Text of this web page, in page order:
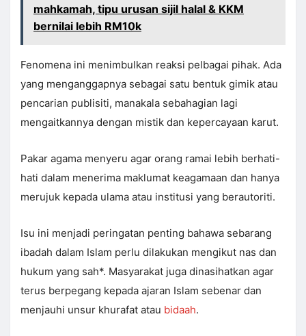
mahkamah, tipu urusan sijil halal & KKM
bernilai lebih RM10k
Fenomena ini menimbulkan reaksi pelbagai pihak. Ada
yang menganggapnya sebagai satu bentuk gimik atau
pencarian publisiti, manakala sebahagian lagi
mengaitkannya dengan mistik dan kepercayaan karut.
Pakar agama menyeru agar orang ramai lebih berhati-
hati dalam menerima maklumat keagamaan dan hanya
merujuk kepada ulama atau institusi yang berautoriti.
Isu ini menjadi peringatan penting bahawa sebarang
ibadah dalam Islam perlu dilakukan mengikut nas dan
hukum yang sah*. Masyarakat juga dinasihatkan agar
terus berpegang kepada ajaran Islam sebenar dan
menjauhi unsur khurafat atau bidaah.